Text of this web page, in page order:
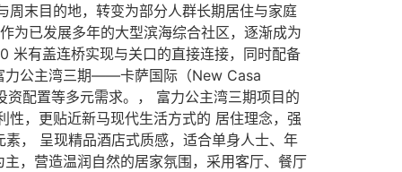
末目的地，转变为部分人群长期居住与家庭
为已发展多年的大型滨海综合社区，逐渐成为
米有盖连桥实现与关口的直接连接，同时配备
力公主湾三期——卡萨国际（New Casa
配置等多元需求。， 富力公主湾三期项目的
，更贴近新马现代生活方式的 居住理念，强
， 呈现精品酒店式质感，适合单身人士、年
，营造温润自然的居家氛围，采用客厅、餐厅